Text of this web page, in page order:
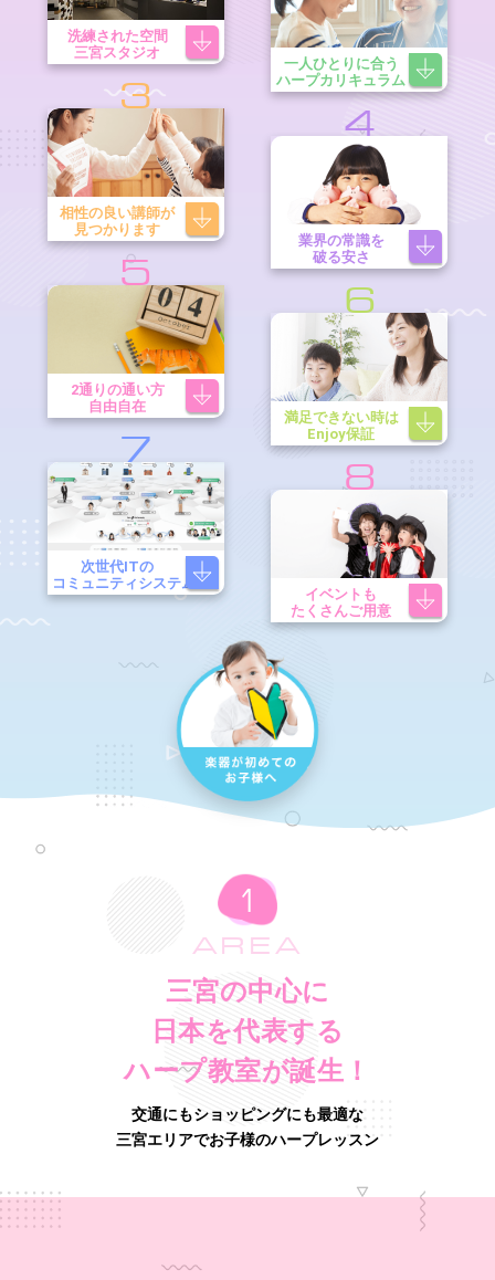
洗練された空間
三宮スタジオ
一人ひとりに合う
ハープカリキュラム
3
相性の良い講師が
見つかります
4
業界の常識を
破る安さ
5
2通りの通い方
自由自在
6
満足できない時は
Enjoy保証
7
次世代ITの
コミュニティシステム
8
イベントも
たくさんご用意
AREA
三宮の中心に
日本を代表する
ハープ教室が誕生！
交通にもショッピングにも最適な
三宮エリアでお子様のハープレッスン